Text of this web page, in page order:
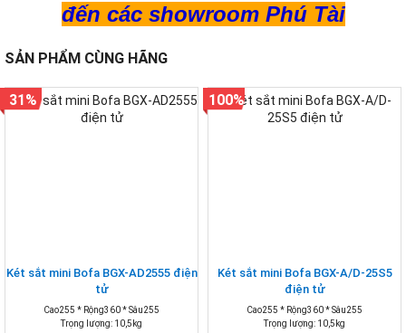
đến các showroom Phú Tài
SẢN PHẨM CÙNG HÃNG
Két sắt mini Bofa BGX-AD2555 điện
tử
Cao255 * Rộng360 * Sâu255
Trọng lượng: 10,5kg
31%
Két sắt mini Bofa BGX-A/D-25S5
điện tử
Cao255 * Rộng360 * Sâu255
Trọng lượng: 10,5kg
100%